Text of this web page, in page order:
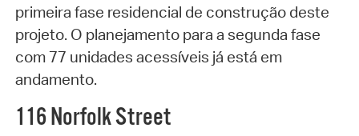
primeira fase residencial de construção deste
projeto. O planejamento para a segunda fase
com 77 unidades acessíveis já está em
andamento.
116 Norfolk Street